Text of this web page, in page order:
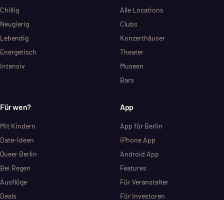
Chillig
Neugierig
Lebendig
Energetisch
Intensiv
Alle Locations
Clubs
Konzerthäuser
Theater
Museen
Bars
Für wen?
Mit Kindern
Date-Ideen
Queer Berlin
Bei Regen
Ausflüge
Deals
App
App für Berlin
iPhone App
Android App
Features
Für Veranstalter
Für Investoren